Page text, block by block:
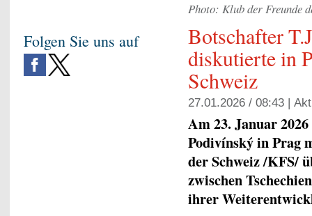
Photo: Klub der Freunde
Botschafter
diskutierte in
Schweiz
27.01.2026 / 08:43 |
Am 23. Januar
Podivínský in Prag
der Schweiz /KFS/
zwischen
ihrer
Folgen Sie uns auf